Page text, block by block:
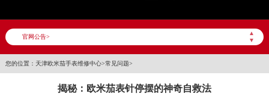
官网公告>
▲
▼
您的位置： 天津欧米茄手表维修中心>常见问题>
揭秘：欧米茄表针停摆的神奇自救法